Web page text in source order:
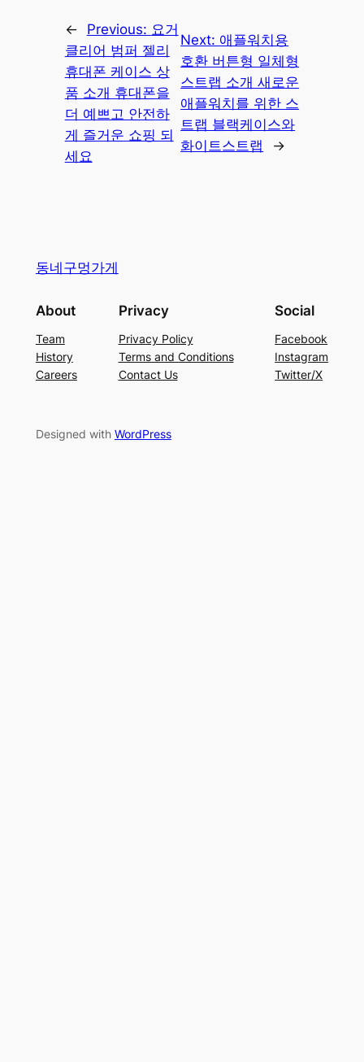
← Previous: 요거
클리어 범퍼 젤리
휴대폰 케이스 상
품 소개 휴대폰을
더 예쁘고 안전하
게 즐거운 쇼핑 되
세요
Next: 애플워치용
호환 버튼형 일체형
스트랩 소개 새로운
애플워치를 위한 스
트랩 블랙케이스와
화이트스트랩
→
동네구멍가게
About
Team
History
Careers
Privacy
Privacy Policy
Terms and Conditions
Contact Us
Social
Facebook
Instagram
Twitter/X
Designed with WordPress